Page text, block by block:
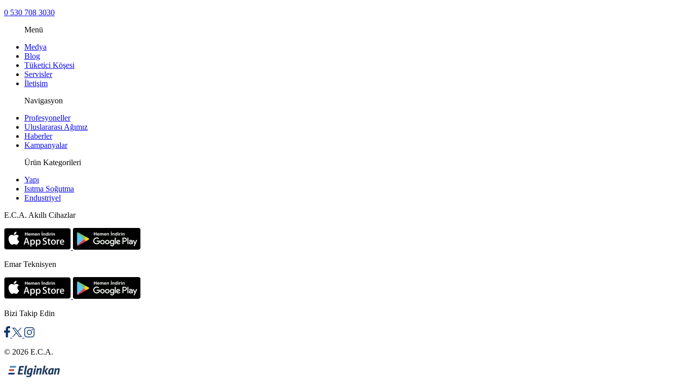
0 530 708 3030
Menü
Medya
Blog
Tüketici Köşesi
Servisler
İletişim
Navigasyon
Profesyoneller
Uluslararası Ağımız
Haberler
Kampanyalar
Ürün Kategorileri
Yapı
Isıtma Soğutma
Endustriyel
E.C.A. Akıllı Cihazlar
Emar Teknisyen
Bizi Takip Edin
© 2026 E.C.A.